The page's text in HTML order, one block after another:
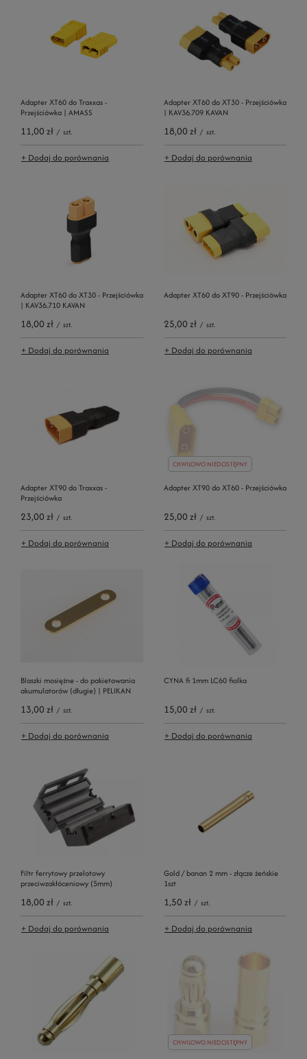
Adapter XT60 do Traxxas -
Przejściówka | AMASS
11,00 zł / szt.
+ Dodaj do porównania
Adapter XT60 do XT30 - Przejściówka
| KAV36.709 KAVAN
18,00 zł / szt.
+ Dodaj do porównania
Adapter XT60 do XT30 - Przejściówka
| KAV36.710 KAVAN
18,00 zł / szt.
+ Dodaj do porównania
Adapter XT60 do XT90 - Przejściówka
25,00 zł / szt.
+ Dodaj do porównania
Adapter XT90 do Traxxas -
Przejściówka
23,00 zł / szt.
+ Dodaj do porównania
CHWILOWO NIEDOSTĘPNY
Adapter XT90 do XT60 - Przejściówka
25,00 zł / szt.
+ Dodaj do porównania
Blaszki mosiężne - do pakietowania
akumulatorów (długie) | PELIKAN
13,00 zł / szt.
+ Dodaj do porównania
CYNA fi 1mm LC60 fiolka
15,00 zł / szt.
+ Dodaj do porównania
Filtr ferrytowy przelotowy
przeciwzakłóceniowy (5mm)
18,00 zł / szt.
+ Dodaj do porównania
Gold / banan 2 mm - złącze żeńskie
1szt
1,50 zł / szt.
+ Dodaj do porównania
CHWILOWO NIEDOSTĘPNY